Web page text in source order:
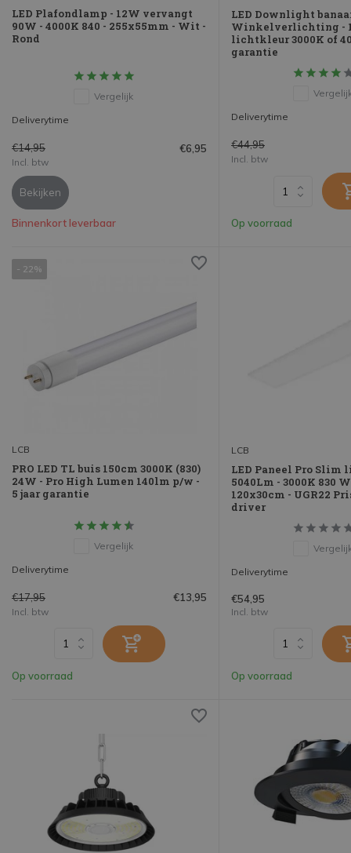
LED Plafondlamp - 12W vervangt
90W - 4000K 840 - 255x55mm - Wit -
Rond
Vergelijk
Deliverytime
€14,95 €6,95
Incl. btw
Bekijken
Binnenkort leverbaar
LED Downlight
Winkelverlichting -
lichtkleur 3000K of
garantie
Deliverytime
€44,95
Incl. btw
Op voorraad
- 22%
LCB
PRO LED TL buis 150cm 3000K (830)
24W - Pro High Lumen 140lm p/w -
5 jaar garantie
Vergelijk
Deliverytime
€17,95 €13,95
Incl. btw
Op voorraad
LCB
LED Paneel Pro Slim
5040Lm - 3000K 830
120x30cm - UGR22
driver
Deliverytime
€54,95
Incl. btw
Op voorraad